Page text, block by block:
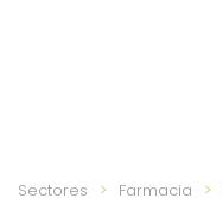
Sectores Farmacia